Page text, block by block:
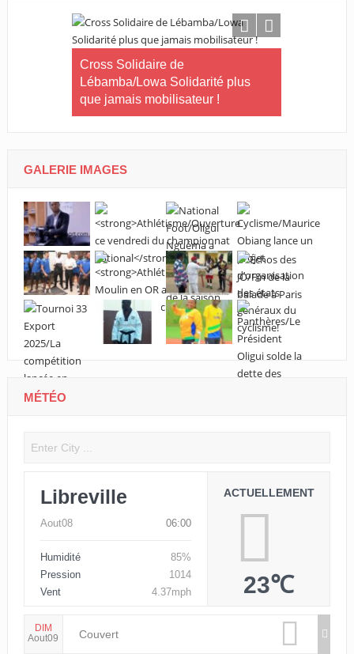
Cross Solidaire de
Lébamba/Missengué Pendy :
« Lébamba est prêt à accueillir ce
GALERIE IMAGES
Libreville
Aout08 06:00
Humidité
85%
Vent
23℃